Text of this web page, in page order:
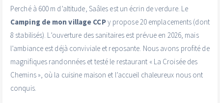
Perché à 600 m d’altitude, Saâles est un écrin de verdure. Le
Camping de mon village CCPy propose 20 emplacements (dont
8 stabilisés). L’ouverture des sanitaires est prévue en 2026, mais
l’ambiance est déjà conviviale et reposante. Nous avons profité de
magnifiques randonnées et testé le restaurant « La Croisée des
Chemins », où la cuisine maison et l’accueil chaleureux nous ont
conquis.